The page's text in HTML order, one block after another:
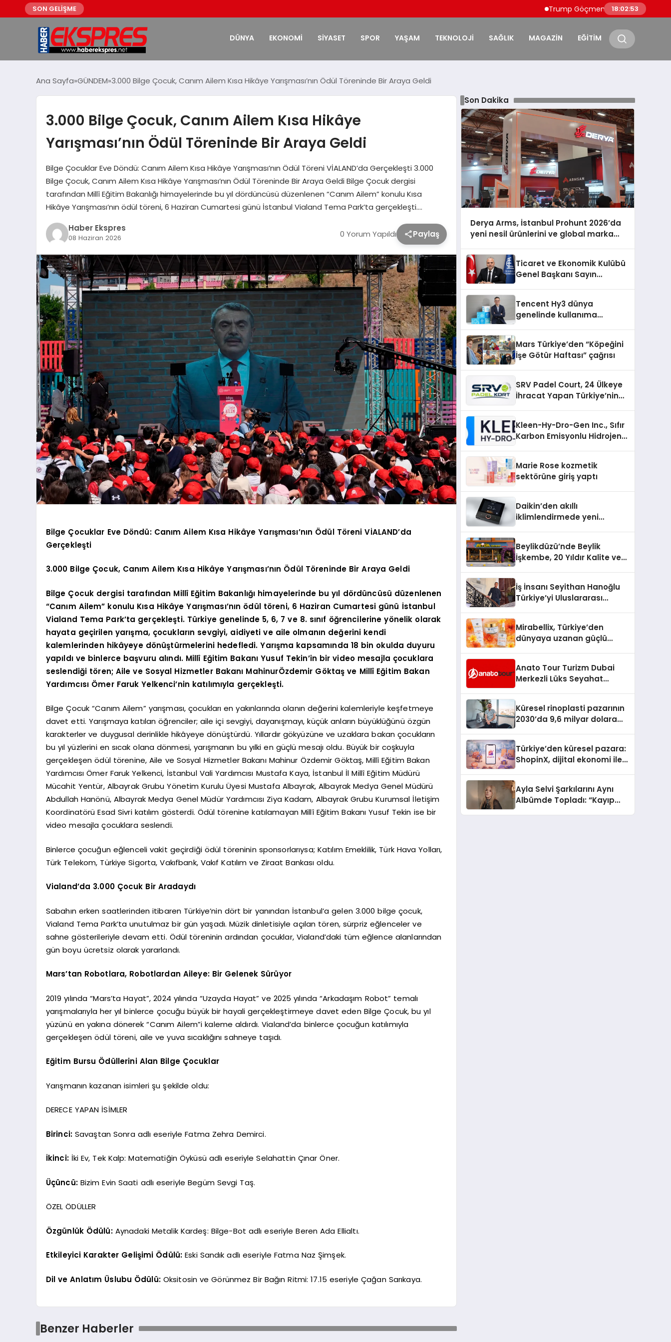
SON GELİŞME Trump Göçmen Kamyon Şoförleri Yerine
18:02:54
DÜNYA EKONOMİ SİYASET SPOR YAŞAM TEKNOLOJİ SAĞLIK MAGAZİN EĞİTİM
Ana Sayfa GÜNDEM 3.000 Bilge Çocuk, Canım Ailem Kısa Hikâye Yarışması’nın Ödül Töreninde Bir Araya Geldi
3.000 Bilge Çocuk, Canım Ailem Kısa Hikâye
Yarışması’nın Ödül Töreninde Bir Araya Geldi
Bilge Çocuklar Eve Döndü: Canım Ailem Kısa Hikâye Yarışması’nın Ödül Töreni VİALAND’da Gerçekleşti 3.000
Bilge Çocuk, Canım Ailem Kısa Hikâye Yarışması’nın Ödül Töreninde Bir Araya Geldi Bilge Çocuk dergisi
tarafından Millî Eğitim Bakanlığı himayelerinde bu yıl dördüncüsü düzenlenen “Canım Ailem” konulu Kısa
Hikâye Yarışması’nın ödül töreni, 6 Haziran Cumartesi günü İstanbul Vialand Tema Park’ta gerçekleşti….
Haber Ekspres
08 Haziran 2026 0 Yorum Yapıldı Paylaş
Bilge Çocuklar Eve Döndü: Canım Ailem Kısa Hikâye Yarışması’nın Ödül Töreni VİALAND’da
Gerçekleşti
3.000 Bilge Çocuk, Canım Ailem Kısa Hikâye Yarışması’nın Ödül Töreninde Bir Araya Geldi
Bilge Çocuk dergisi tarafından Millî Eğitim Bakanlığı himayelerinde bu yıl dördüncüsü düzenlenen
“Canım Ailem” konulu Kısa Hikâye Yarışması’nın ödül töreni, 6 Haziran Cumartesi günü İstanbul
Vialand Tema Park’ta gerçekleşti. Türkiye genelinde 5, 6, 7 ve 8. sınıf öğrencilerine yönelik olarak
hayata geçirilen yarışma, çocukların sevgiyi, aidiyeti ve aile olmanın değerini kendi
kalemlerinden hikâyeye dönüştürmelerini hedefledi. Yarışma kapsamında 18 bin okulda duyuru
yapıldı ve binlerce başvuru alındı. Millî Eğitim Bakanı Yusuf Tekin’in bir video mesajla çocuklara
seslendiği tören; Aile ve Sosyal Hizmetler Bakanı MahinurÖzdemir Göktaş ve Millî Eğitim Bakan
Yardımcısı Ömer Faruk Yelkenci’nin katılımıyla gerçekleşti.
Bilge Çocuk “Canım Ailem” yarışması, çocukları en yakınlarında olanın değerini kalemleriyle keşfetmeye
davet etti. Yarışmaya katılan öğrenciler; aile içi sevgiyi, dayanışmayı, küçük anların büyüklüğünü özgün
karakterler ve duygusal derinlikle hikâyeye dönüştürdü. Yıllardır gökyüzüne ve uzaklara bakan çocukların
bu yıl yüzlerini en sıcak olana dönmesi, yarışmanın bu yılki en güçlü mesajı oldu. Büyük bir coşkuyla
gerçekleşen ödül törenine, Aile ve Sosyal Hizmetler Bakanı Mahinur Özdemir Göktaş, Millî Eğitim Bakan
Yardımcısı Ömer Faruk Yelkenci, İstanbul Vali Yardımcısı Mustafa Kaya, İstanbul İl Millî Eğitim Müdürü
Mücahit Yentür, Albayrak Grubu Yönetim Kurulu Üyesi Mustafa Albayrak, Albayrak Medya Genel Müdürü
Abdullah Hanönü, Albayrak Medya Genel Müdür Yardımcısı Ziya Kadam, Albayrak Grubu Kurumsal İletişim
Koordinatörü Esad Sivri katılım gösterdi. Ödül törenine katılamayan Millî Eğitim Bakanı Yusuf Tekin ise bir
video mesajla çocuklara seslendi.
Binlerce çocuğun eğlenceli vakit geçirdiği ödül töreninin sponsorlarıysa; Katılım Emeklilik, Türk Hava Yolları,
Türk Telekom, Türkiye Sigorta, Vakıfbank, Vakıf Katılım ve Ziraat Bankası oldu.
Vialand’da 3.000 Çocuk Bir Aradaydı
Sabahın erken saatlerinden itibaren Türkiye’nin dört bir yanından İstanbul’a gelen 3.000 bilge çocuk,
Vialand Tema Park’ta unutulmaz bir gün yaşadı. Müzik dinletisiyle açılan tören, sürpriz eğlenceler ve
sahne gösterileriyle devam etti. Ödül töreninin ardından çocuklar, Vialand’daki tüm eğlence alanlarından
gün boyu ücretsiz olarak yararlandı.
Mars’tan Robotlara, Robotlardan Aileye: Bir Gelenek Sürüyor
2019 yılında “Mars’ta Hayat”, 2024 yılında “Uzayda Hayat” ve 2025 yılında “Arkadaşım Robot” temalı
yarışmalarıyla her yıl binlerce çocuğu büyük bir hayali gerçekleştirmeye davet eden Bilge Çocuk, bu yıl
yüzünü en yakına dönerek “Canım Ailem”i kaleme aldırdı. Vialand’da binlerce çocuğun katılımıyla
gerçekleşen ödül töreni, aile ve yuva sıcaklığını sahneye taşıdı.
Eğitim Bursu Ödüllerini Alan Bilge Çocuklar
Yarışmanın kazanan isimleri şu şekilde oldu:
DERECE YAPAN İSİMLER
Birinci:Savaştan Sonra adlı eseriyle Fatma Zehra Demirci.
İkinci:İki Ev, Tek Kalp: Matematiğin Öyküsü adlı eseriyle Selahattin Çınar Öner.
Üçüncü:Bizim Evin Saati adlı eseriyle Begüm Sevgi Taş.
ÖZEL ÖDÜLLER
Özgünlük Ödülü:Aynadaki Metalik Kardeş: Bilge-Bot adlı eseriyle Beren Ada Ellialtı.
Etkileyici Karakter Gelişimi Ödülü: Eski Sandık adlı eseriyle Fatma Naz Şimşek.
Dil ve Anlatım Üslubu Ödülü:Oksitosin ve Görünmez Bir Bağın Ritmi: 17.15 eseriyle Çağan Sarıkaya.
Benzer Haberler
Son Dakika
Derya Arms, İstanbul Prohunt 2026’da
yeni nesil ürünlerini ve global marka
Ticaret ve Ekonomik Kulübü
Genel Başkanı Sayın
şunları kaydetti:
Tencent Hy3 dünya
genelinde kullanıma
Mars Türkiye’den “Köpeğini
İşe Götür Haftası” çağrısı
SRV Padel Court, 24 Ülkeye
İhracat Yapan Türkiye’nin
Kleen-Hy-Dro-Gen Inc., Sıfır
Karbon Emisyonlu Hidrojen
Aldı
Marie Rose kozmetik
sektörüne giriş yaptı
Daikin’den akıllı
iklimlendirmede yeni
Beylikdüzü’nde Beylik
İşkembe, 20 Yıldır Kalite ve
İş İnsanı Seyithan Hanoğlu
Türkiye’yi Uluslararası
Mirabellix, Türkiye’den
dünyaya uzanan güçlü
Anato Tour Turizm Dubai
Merkezli Lüks Seyahat
Küresel rinoplasti pazarının
2030’da 9,6 milyar dolara
Türkiye’den küresel pazara:
ShopinX, dijital ekonomi ile
Ayla Selvi Şarkılarını Aynı
Albümde Topladı: “Kayıp